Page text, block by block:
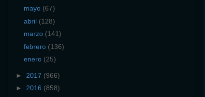
mayo (67)
abril (128)
marzo (141)
febrero (136)
enero (25)
► 2017 (966)
► 2016 (858)